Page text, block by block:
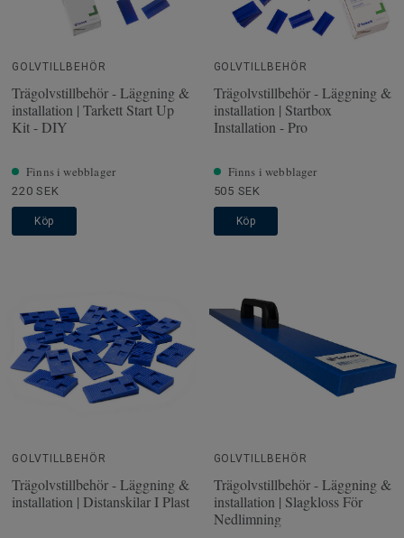
GOLVTILLBEHÖR
Trägolvstillbehör - Läggning &
installation | Tarkett Start Up
Kit - DIY
Finns i webblager
220 SEK
Köp
GOLVTILLBEHÖR
Trägolvstillbehör - Läggning &
installation | Startbox
Installation - Pro
Finns i webblager
505 SEK
Köp
GOLVTILLBEHÖR
Trägolvstillbehör - Läggning &
installation | Distanskilar I Plast
GOLVTILLBEHÖR
Trägolvstillbehör - Läggning &
installation | Slagkloss För
Nedlimning